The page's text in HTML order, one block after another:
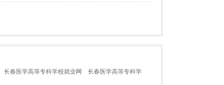
长春医学高等专科学校就业网
长春医学高等专科学